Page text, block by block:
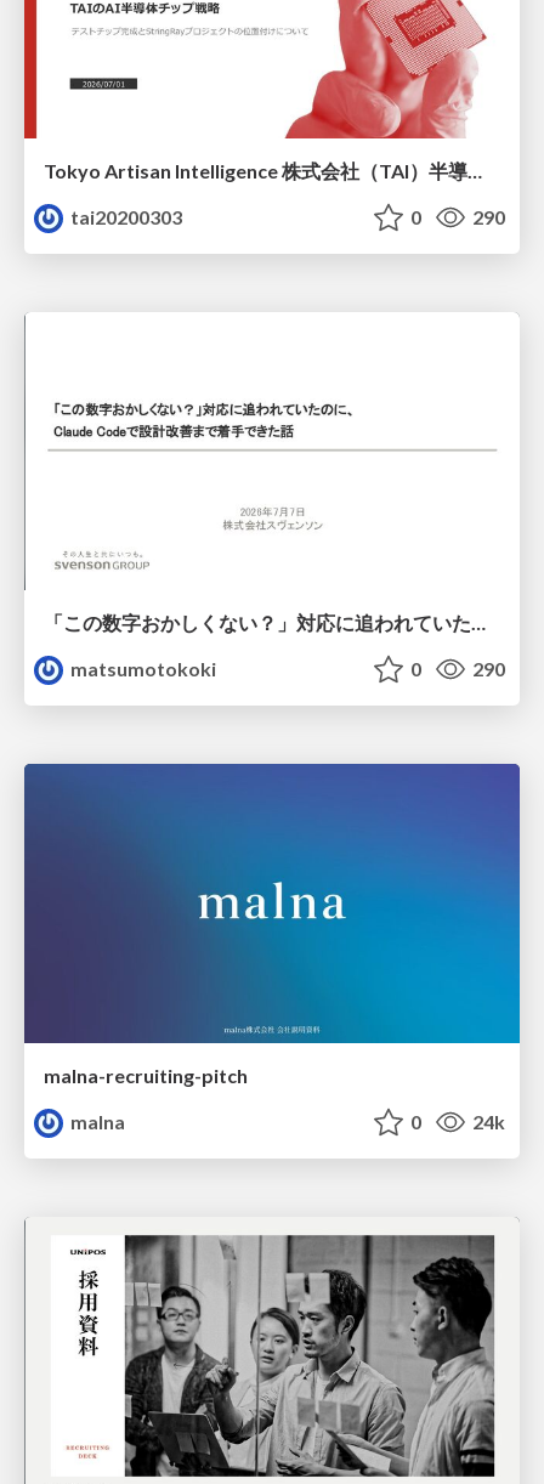
Tokyo Artisan Intelligence 株式会社（TAI）半導体戦略_最新版
tai20200303
0 290
「この数字おかしくない？」対応に追われていたのに、 Claude Codeで設計改善まで着手できた話
matsumotokoki
0 290
malna-recruiting-pitch
malna
0 24k